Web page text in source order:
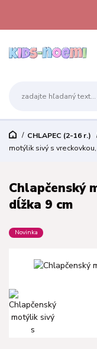
CHLAPEC (2-16 r.)
motýlik sivý s
Chlapčenský
dĺžka 9 cm
Novinka